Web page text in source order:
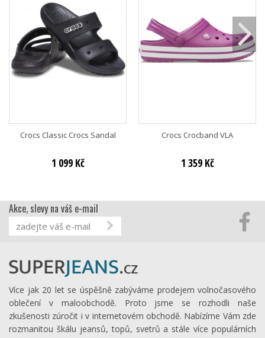
Crocs Classic Crocs Sandal
1 099 Kč
Crocs Crocband VLA
1 359 Kč
Akce, slevy na váš e-mail
Více jak 20 let se úspěšně zabýváme prodejem volnočasového
oblečení v maloobchodě. Proto jsme se rozhodli naše
zkušenosti zúročit i v internetovém obchodě. Nabízíme Vám zde
rozmanitou škálu jeansů, topů, svetrů a stále více populárních